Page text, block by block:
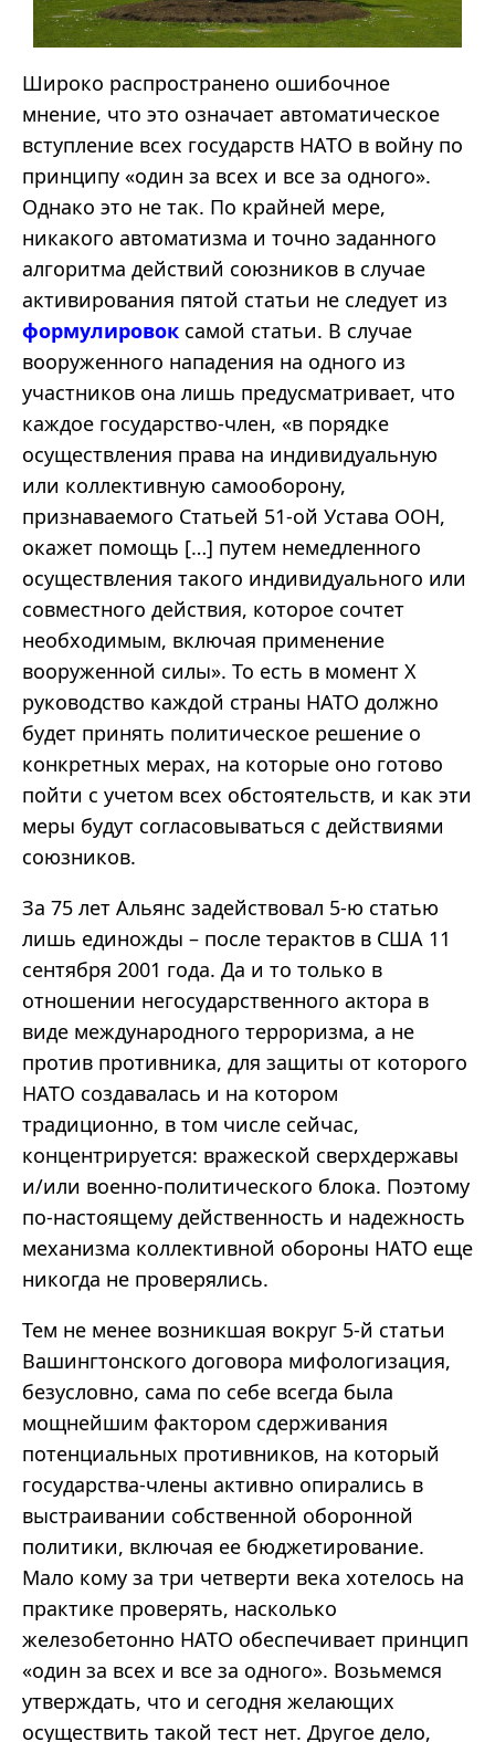
Широко распространено ошибочное
мнение, что это означает автоматическое
вступление всех государств НАТО в войну по
принципу «один за всех и все за одного».
Однако это не так. По крайней мере,
никакого автоматизма и точно заданного
алгоритма действий союзников в случае
активирования пятой статьи не следует из
формулировок самой статьи. В случае
вооруженного нападения на одного из
участников она лишь предусматривает, что
каждое государство-член, «в порядке
осуществления права на индивидуальную
или коллективную самооборону,
признаваемого Статьей 51-ой Устава ООН,
окажет помощь […] путем немедленного
осуществления такого индивидуального или
совместного действия, которое сочтет
необходимым, включая применение
вооруженной силы». То есть в момент Х
руководство каждой страны НАТО должно
будет принять политическое решение о
конкретных мерах, на которые оно готово
пойти с учетом всех обстоятельств, и как эти
меры будут согласовываться с действиями
союзников.
За 75 лет Альянс задействовал 5-ю статью
лишь единожды – после терактов в США 11
сентября 2001 года. Да и то только в
отношении негосударственного актора в
виде международного терроризма, а не
против противника, для защиты от которого
НАТО создавалась и на котором
традиционно, в том числе сейчас,
концентрируется: вражеской сверхдержавы
и/или военно-политического блока. Поэтому
по-настоящему действенность и надежность
механизма коллективной обороны НАТО еще
никогда не проверялись.
Тем не менее возникшая вокруг 5-й статьи
Вашингтонского договора мифологизация,
безусловно, сама по себе всегда была
мощнейшим фактором сдерживания
потенциальных противников, на который
государства-члены активно опирались в
выстраивании собственной оборонной
политики, включая ее бюджетирование.
Мало кому за три четверти века хотелось на
практике проверять, насколько
железобетонно НАТО обеспечивает принцип
«один за всех и все за одного». Возьмемся
утверждать, что и сегодня желающих
осуществить такой тест нет. Другое дело,